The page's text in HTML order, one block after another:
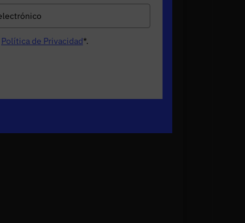
Política de Privacidad*.